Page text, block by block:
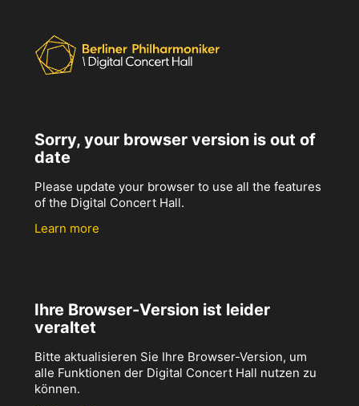
Sorry, your browser version is out of
date
Please update your browser to use all the features
of the Digital Concert Hall.
Learn more
Ihre Browser-Version ist leider
veraltet
Bitte aktualisieren Sie Ihre Browser-Version, um
alle Funktionen der Digital Concert Hall nutzen zu
können.